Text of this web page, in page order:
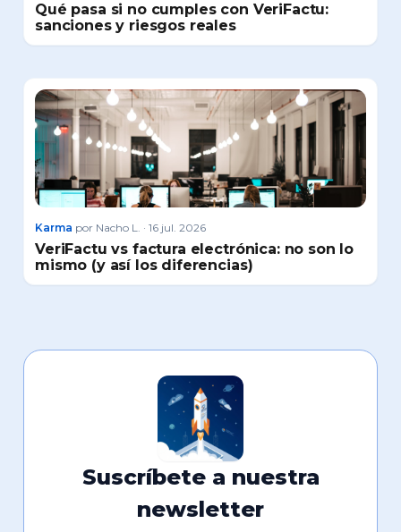
Qué pasa si no cumples con VeriFactu:
sanciones y riesgos reales
Karma por Nacho L. · 16 jul. 2026
VeriFactu vs factura electrónica: no son lo
mismo (y así los diferencias)
Suscríbete a nuestra
newsletter